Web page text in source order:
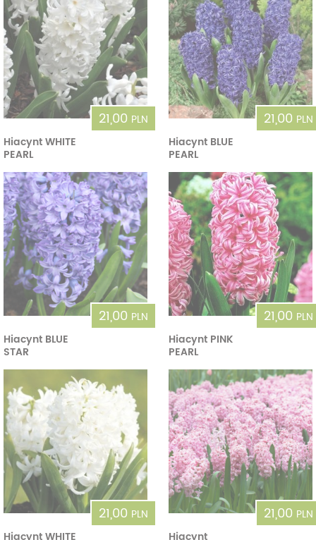
21,00 PLN
Hiacynt WHITE
PEARL
21,00 PLN
Hiacynt BLUE
PEARL
21,00 PLN
Hiacynt BLUE
STAR
21,00 PLN
Hiacynt PINK
PEARL
21,00 PLN
Hiacynt WHITE
21,00 PLN
Hiacynt